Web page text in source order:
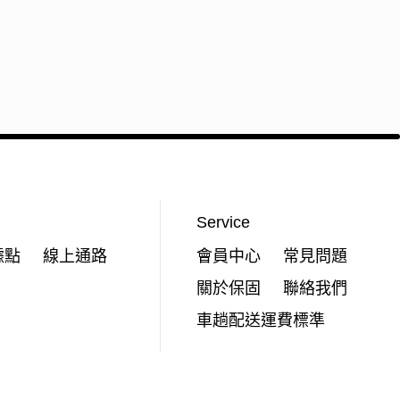
點 線上通路
Service
會員中心
常見問題
關於保固
聯絡我們
車趟配送運費標準